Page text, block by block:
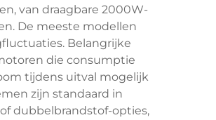
van draagbare 2000W-
De meeste modellen
Belangrijke
die consumptie
tijdens uitval mogelijk
zijn standaard in
dubbelbrandstof-opties,